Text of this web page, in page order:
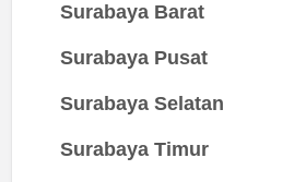
Surabaya Barat
Surabaya Pusat
Surabaya Selatan
Surabaya Timur